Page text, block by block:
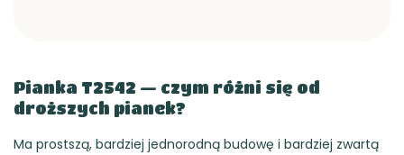
Pianka T2542 — czym różni się od
droższych pianek?
Ma prostszą, bardziej jednorodną budowę i bardziej zwartą